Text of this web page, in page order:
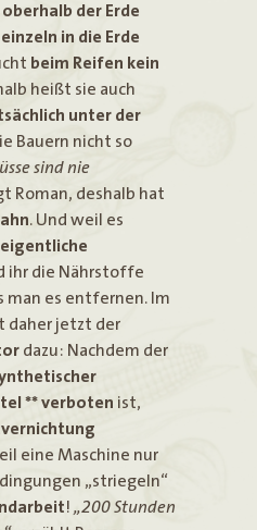
oberhalb der Erde
in die Erde
beim Reifen kein
heißt sie auch
unter der
Bauern nicht so
sind nie
Roman, deshalb hat
. Und weil es
ihr die Nährstoffe
man es entfernen. Im
daher jetzt der
dazu: Nachdem der
** verboten ist,
eine Maschine nur
„striegeln“
! „200 Stunden